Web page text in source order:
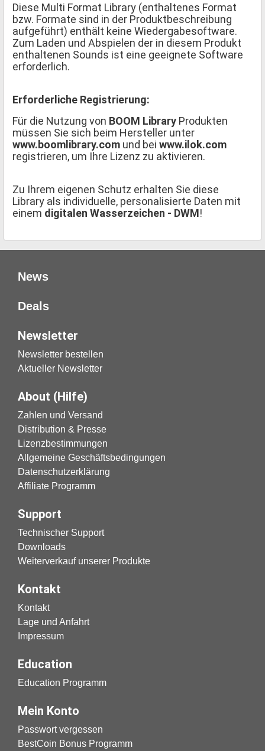
Diese Multi Format Library (enthaltenes Format
bzw. Formate sind in der Produktbeschreibung
aufgeführt) enthält keine Wiedergabesoftware.
Zum Laden und Abspielen der in diesem Produkt
enthaltenen Sounds ist eine geeignete Software
erforderlich.
Erforderliche Registrierung:
Für die Nutzung von BOOM Library Produkten
müssen Sie sich beim Hersteller unter
www.boomlibrary.com und bei www.ilok.com
registrieren, um Ihre Lizenz zu aktivieren.
Zu Ihrem eigenen Schutz erhalten Sie diese
Library als individuelle, personalisierte Daten mit
einem digitalen Wasserzeichen - DWM!
News
Deals
Newsletter
Newsletter bestellen
Aktueller Newsletter
About (Hilfe)
Zahlen und Versand
Distribution & Presse
Lizenzbestimmungen
Allgemeine Geschäftsbedingungen
Datenschutzerklärung
Affiliate Programm
Support
Technischer Support
Downloads
Weiterverkauf unserer Produkte
Kontakt
Kontakt
Lage und Anfahrt
Impressum
Education
Education Programm
Mein Konto
Passwort vergessen
BestCoin Bonus Programm